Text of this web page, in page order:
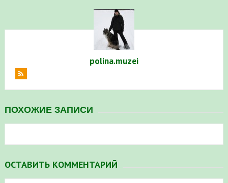
polina.muzei
ПОХОЖИЕ ЗАПИСИ
ОСТАВИТЬ КОММЕНТАРИЙ